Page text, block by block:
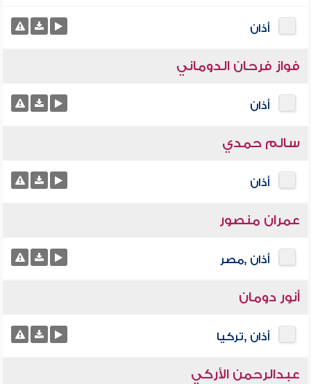
أذان
فواز فرحان الدوماني
أذان
سالم حمدي
أذان
عمران منصور
أذان ,مصر
أنور دومان
أذان ,تركيا
عبدالرحمن الأركي